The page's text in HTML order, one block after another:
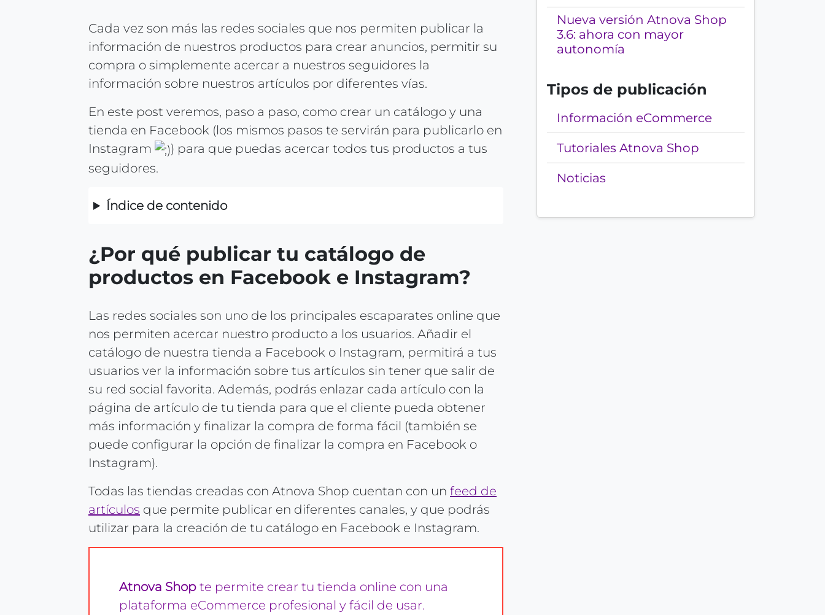
Cada vez son más las redes sociales que nos permiten publicar la
información de nuestros productos para crear anuncios, permitir su
compra o simplemente acercar a nuestros seguidores la
información sobre nuestros artículos por diferentes vías.
En este post veremos, paso a paso, como crear un catálogo y una
tienda en Facebook (los mismos pasos te servirán para publicarlo en
Instagram
) para que puedas acercar todos tus productos a tus
seguidores.
Índice de contenido
¿Por qué publicar tu catálogo de
productos en Facebook e Instagram?
Las redes sociales son uno de los principales escaparates online que
nos permiten acercar nuestro producto a los usuarios. Añadir el
catálogo de nuestra tienda a Facebook o Instagram, permitirá a tus
usuarios ver la información sobre tus artículos sin tener que salir de
su red social favorita. Además, podrás enlazar cada artículo con la
página de artículo de tu tienda para que el cliente pueda obtener
más información y finalizar la compra de forma fácil (también se
puede configurar la opción de finalizar la compra en Facebook o
Instagram).
Todas las tiendas creadas con Atnova Shop cuentan con un feed de
artículos que permite publicar en diferentes canales, y que podrás
utilizar para la creación de tu catálogo en Facebook e Instagram.
Atnova Shop te permite crear tu tienda online con una
plataforma eCommerce profesional y fácil de usar.
n
e
f
r
m
a
S
Nueva versión Atnova Shop
3.6: ahora con mayor
autonomía
Tipos de publicación
Información eCommerce
Tutoriales Atnova Shop
Noticias